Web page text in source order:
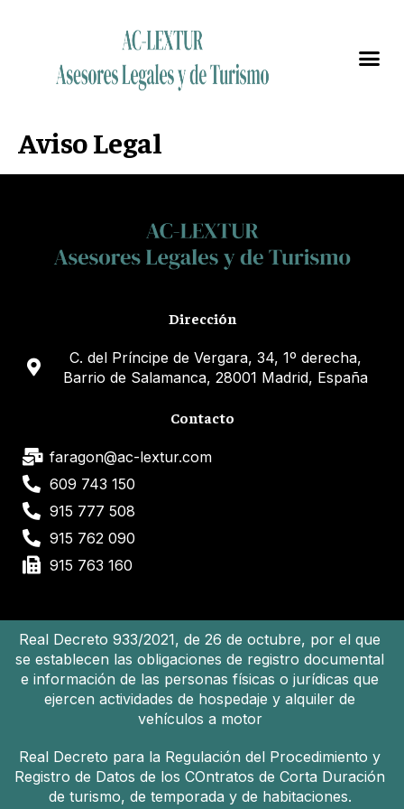
Aviso Legal
Dirección
C. del Príncipe de Vergara, 34, 1º derecha,
Barrio de Salamanca, 28001 Madrid, España
Contacto
faragon@ac-lextur.com
609 743 150
915 777 508
915 762 090
915 763 160
Real Decreto 933/2021, de 26 de octubre, por el que
se establecen las obligaciones de registro documental
e información de las personas físicas o jurídicas que
ejercen actividades de hospedaje y alquiler de
vehículos a motor
Real Decreto para la Regulación del Procedimiento y
Registro de Datos de los COntratos de Corta Duración
de turismo, de temporada y de habitaciones.